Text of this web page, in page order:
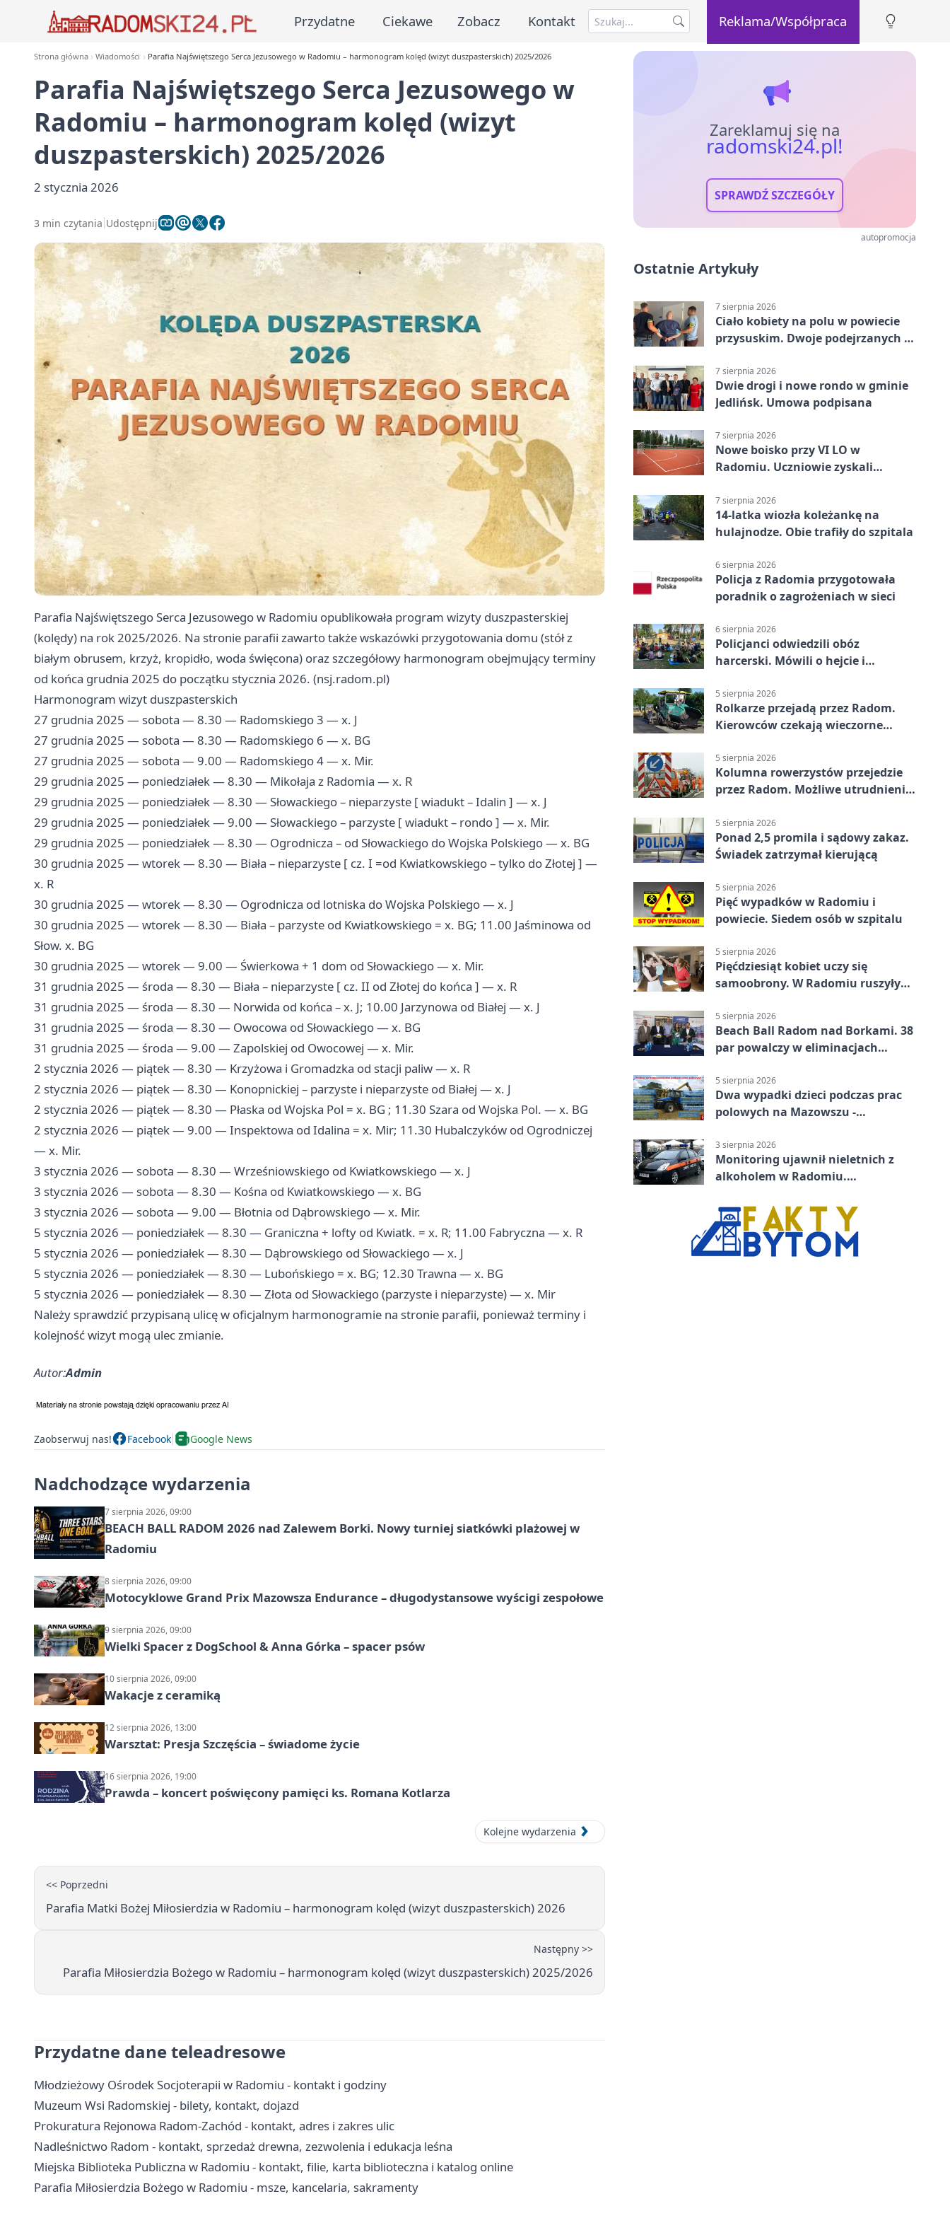
Przydatne Ciekawe Zobacz Kontakt Reklama/Współpraca
Strona główna Wiadomości Parafia Najświętszego Serca Jezusowego w Radomiu – harmonogram kolęd (wizyt duszpasterskich) 2025/2026
Parafia Najświętszego Serca Jezusowego w
Radomiu – harmonogram kolęd (wizyt
duszpasterskich) 2025/2026
2 stycznia 2026
3 min czytania Udostępnij
Parafia Najświętszego Serca Jezusowego w Radomiu opublikowała program wizyty duszpasterskiej
(kolędy) na rok 2025/2026. Na stronie parafii zawarto także wskazówki przygotowania domu (stół z
białym obrusem, krzyż, kropidło, woda święcona) oraz szczegółowy harmonogram obejmujący terminy
od końca grudnia 2025 do początku stycznia 2026. (nsj.radom.pl)
Harmonogram wizyt duszpasterskich
27 grudnia 2025 — sobota — 8.30 — Radomskiego 3 — x. J
27 grudnia 2025 — sobota — 8.30 — Radomskiego 6 — x. BG
27 grudnia 2025 — sobota — 9.00 — Radomskiego 4 — x. Mir.
29 grudnia 2025 — poniedziałek — 8.30 — Mikołaja z Radomia — x. R
29 grudnia 2025 — poniedziałek — 8.30 — Słowackiego – nieparzyste [ wiadukt – Idalin ] — x. J
29 grudnia 2025 — poniedziałek — 9.00 — Słowackiego – parzyste [ wiadukt – rondo ] — x. Mir.
29 grudnia 2025 — poniedziałek — 8.30 — Ogrodnicza – od Słowackiego do Wojska Polskiego — x. BG
30 grudnia 2025 — wtorek — 8.30 — Biała – nieparzyste [ cz. I =od Kwiatkowskiego – tylko do Złotej ] —
x. R
30 grudnia 2025 — wtorek — 8.30 — Ogrodnicza od lotniska do Wojska Polskiego — x. J
30 grudnia 2025 — wtorek — 8.30 — Biała – parzyste od Kwiatkowskiego = x. BG; 11.00 Jaśminowa od
Słow. x. BG
30 grudnia 2025 — wtorek — 9.00 — Świerkowa + 1 dom od Słowackiego — x. Mir.
31 grudnia 2025 — środa — 8.30 — Biała – nieparzyste [ cz. II od Złotej do końca ] — x. R
31 grudnia 2025 — środa — 8.30 — Norwida od końca – x. J; 10.00 Jarzynowa od Białej — x. J
31 grudnia 2025 — środa — 8.30 — Owocowa od Słowackiego — x. BG
31 grudnia 2025 — środa — 9.00 — Zapolskiej od Owocowej — x. Mir.
2 stycznia 2026 — piątek — 8.30 — Krzyżowa i Gromadzka od stacji paliw — x. R
2 stycznia 2026 — piątek — 8.30 — Konopnickiej – parzyste i nieparzyste od Białej — x. J
2 stycznia 2026 — piątek — 8.30 — Płaska od Wojska Pol = x. BG ; 11.30 Szara od Wojska Pol. — x. BG
2 stycznia 2026 — piątek — 9.00 — Inspektowa od Idalina = x. Mir; 11.30 Hubalczyków od Ogrodniczej
— x. Mir.
3 stycznia 2026 — sobota — 8.30 — Wrześniowskiego od Kwiatkowskiego — x. J
3 stycznia 2026 — sobota — 8.30 — Kośna od Kwiatkowskiego — x. BG
3 stycznia 2026 — sobota — 9.00 — Błotnia od Dąbrowskiego — x. Mir.
5 stycznia 2026 — poniedziałek — 8.30 — Graniczna + lofty od Kwiatk. = x. R; 11.00 Fabryczna — x. R
5 stycznia 2026 — poniedziałek — 8.30 — Dąbrowskiego od Słowackiego — x. J
5 stycznia 2026 — poniedziałek — 8.30 — Lubońskiego = x. BG; 12.30 Trawna — x. BG
5 stycznia 2026 — poniedziałek — 8.30 — Złota od Słowackiego (parzyste i nieparzyste) — x. Mir
Należy sprawdzić przypisaną ulicę w oficjalnym harmonogramie na stronie parafii, ponieważ terminy i
kolejność wizyt mogą ulec zmianie.
Autor:Admin
Zaobserwuj nas! Facebook Google News
Nadchodzące wydarzenia
7 sierpnia 2026, 09:00
BEACH BALL RADOM 2026 nad Zalewem Borki. Nowy turniej siatkówki plażowej w
Radomiu
8 sierpnia 2026, 09:00
Motocyklowe Grand Prix Mazowsza Endurance – długodystansowe wyścigi zespołowe
9 sierpnia 2026, 09:00
Wielki Spacer z DogSchool & Anna Górka – spacer psów
10 sierpnia 2026, 09:00
Wakacje z ceramiką
12 sierpnia 2026, 13:00
Warsztat: Presja Szczęścia – świadome życie
16 sierpnia 2026, 19:00
Prawda – koncert poświęcony pamięci ks. Romana Kotlarza
Kolejne wydarzenia
<< Poprzedni
Parafia Matki Bożej Miłosierdzia w Radomiu – harmonogram kolęd (wizyt duszpasterskich) 2026
Następny >>
Parafia Miłosierdzia Bożego w Radomiu – harmonogram kolęd (wizyt duszpasterskich) 2025/2026
Przydatne dane teleadresowe
Młodzieżowy Ośrodek Socjoterapii w Radomiu - kontakt i godziny
Muzeum Wsi Radomskiej - bilety, kontakt, dojazd
Prokuratura Rejonowa Radom-Zachód - kontakt, adres i zakres ulic
Nadleśnictwo Radom - kontakt, sprzedaż drewna, zezwolenia i edukacja leśna
Miejska Biblioteka Publiczna w Radomiu - kontakt, filie, karta biblioteczna i katalog online
Parafia Miłosierdzia Bożego w Radomiu - msze, kancelaria, sakramenty
Zareklamuj się na
radomski24.pl!
SPRAWDŹ SZCZEGÓŁY
autopromocja
Ostatnie Artykuły
7 sierpnia 2026
Ciało kobiety na polu w powiecie
przysuskim. Dwoje podejrzanych w
7 sierpnia 2026
Dwie drogi i nowe rondo w gminie
Jedlińsk. Umowa podpisana
7 sierpnia 2026
Nowe boisko przy VI LO w
Radomiu. Uczniowie zyskali
7 sierpnia 2026
14-latka wiozła koleżankę na
hulajnodze. Obie trafiły do szpitala
6 sierpnia 2026
Policja z Radomia przygotowała
poradnik o zagrożeniach w sieci
6 sierpnia 2026
Policjanci odwiedzili obóz
harcerski. Mówili o hejcie i
5 sierpnia 2026
Rolkarze przejadą przez Radom.
Kierowców czekają wieczorne
5 sierpnia 2026
Kolumna rowerzystów przejedzie
przez Radom. Możliwe utrudnienia
5 sierpnia 2026
Ponad 2,5 promila i sądowy zakaz.
Świadek zatrzymał kierującą
5 sierpnia 2026
Pięć wypadków w Radomiu i
powiecie. Siedem osób w szpitalu
5 sierpnia 2026
Pięćdziesiąt kobiet uczy się
samoobrony. W Radomiu ruszyły
5 sierpnia 2026
Beach Ball Radom nad Borkami. 38
par powalczy w eliminacjach
5 sierpnia 2026
Dwa wypadki dzieci podczas prac
polowych na Mazowszu -
3 sierpnia 2026
Monitoring ujawnił nieletnich z
alkoholem w Radomiu.